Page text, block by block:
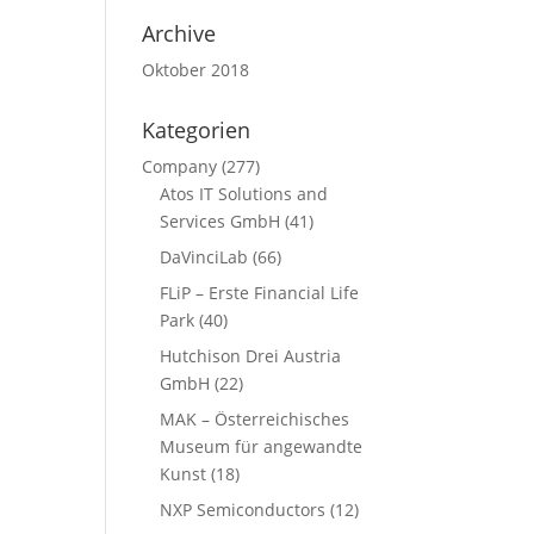
Archive
Oktober 2018
Kategorien
Company (277)
Atos IT Solutions and
Services GmbH (41)
DaVinciLab (66)
FLiP – Erste Financial Life
Park (40)
Hutchison Drei Austria
GmbH (22)
MAK – Österreichisches
Museum für angewandte
Kunst (18)
NXP Semiconductors (12)